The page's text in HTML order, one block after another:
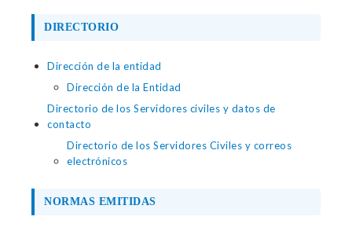
DIRECTORIO
Dirección de la entidad
Dirección de la Entidad
Directorio de los Servidores civiles y datos de
contacto
Directorio de los Servidores Civiles y correos
electrónicos
NORMAS EMITIDAS